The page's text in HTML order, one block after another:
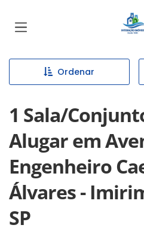
Ordenar
1 Sala/
Alugar em
Engenheiro
Álvares -
SP